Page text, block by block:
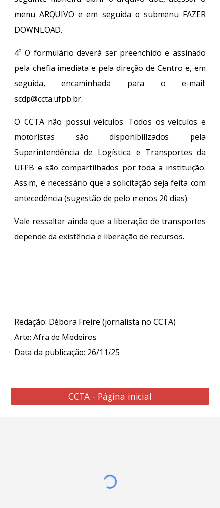
menu ARQUIVO e em seguida o submenu FAZER
DOWNLOAD.
4º O formulário deverá ser preenchido e assinado
pela chefia imediata e pela direção de Centro e, em
seguida, encaminhada para o e-mail:
scdp@ccta.ufpb.br.
O CCTA não possui veículos. Todos os veículos e
motoristas são disponibilizados pela
Superintendência de Logística e Transportes da
UFPB e são compartilhados por toda a instituição.
Assim, é necessário que a solicitação seja feita com
antecedência (sugestão de pelo menos 20 dias).
Vale ressaltar ainda que a liberação de transportes
depende da existência e liberação de recursos.
Redação: Débora Freire (jornalista no CCTA)
Arte: Afra de Medeiros
Data da publicação: 26/11/25
CCTA - Página inicial